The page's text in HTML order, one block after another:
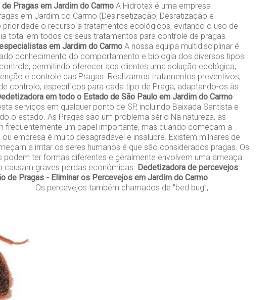
Pragas em Jardim do Carmo A Hidrotex é uma empresa
em Jardim do Carmo (Desinsetização, Desratização e
o recurso a tratamentos ecológicos, evitando o uso de
total em todos os seus tratamentos para controle de pragas
em Jardim do Carmo A nossa equipa multidisciplinar é
conhecimento do comportamento e biologia dos diversos tipos
permitindo oferecer aos clientes uma solução ecológica,
e controle das Pragas. Realizamos tratamentos preventivos,
controlo, específicos para cada tipo de Praga, adaptando-os às
em todo o Estado de São Paulo em Jardim do Carmo
serviços em qualquer ponto de SP, incluindo Baixada Santista e
o estado. As Pragas são um problema sério Na natureza, as
frequentemente um papel importante, mas quando começam a
empresa é muito desagradável e insalubre. Existem milhares de
a irritar os seres humanos é que são considerados pragas. Os
ter formas diferentes e geralmente envolvem uma ameaça
causam graves perdas económicas.
Dedetizadora de percevejos
de Pragas - Eliminar os Percevejos em Jardim do Carmo
Os percevejos também chamados de "bed bug”,